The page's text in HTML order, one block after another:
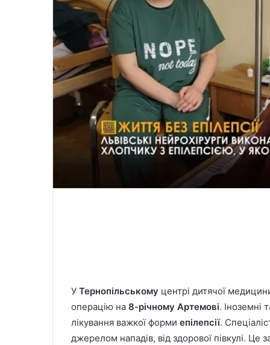
У Тернопільському центрі дитячої
операцію на 8-річному Артемові. Іноземні
лікування важкої форми епілепсії.
джерелом нападів, від здорової півкулі. Це